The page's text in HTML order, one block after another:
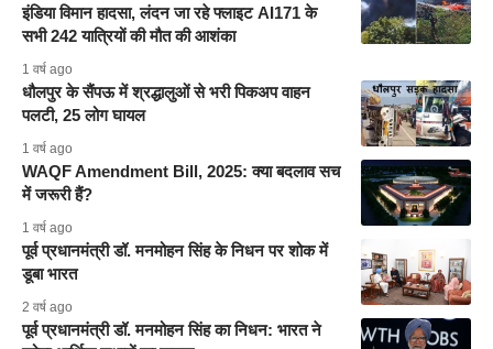
इंडिया विमान हादसा, लंदन जा रहे फ्लाइट AI171 के
सभी 242 यात्रियों की मौत की आशंका
1 वर्ष ago
धौलपुर के सैंपऊ में श्रद्धालुओं से भरी पिकअप वाहन
पलटी, 25 लोग घायल​
1 वर्ष ago
WAQF Amendment Bill, 2025: क्या बदलाव सच
में जरूरी हैं?
1 वर्ष ago
पूर्व प्रधानमंत्री डॉ. मनमोहन सिंह के निधन पर शोक में
डूबा भारत
2 वर्ष ago
पूर्व प्रधानमंत्री डॉ. मनमोहन सिंह का निधन: भारत ने